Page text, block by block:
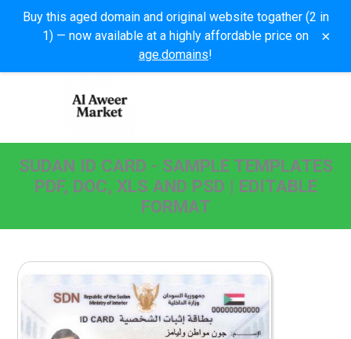
Buy this aged domain and original website togather (2 in
1) — now available at a highly affordable price on
age.domains!
×
SUDAN ID CARD - SAMPLE TEMPLATES
PDF, DOC, XLS AND PSD | EDITABLE
FORMAT